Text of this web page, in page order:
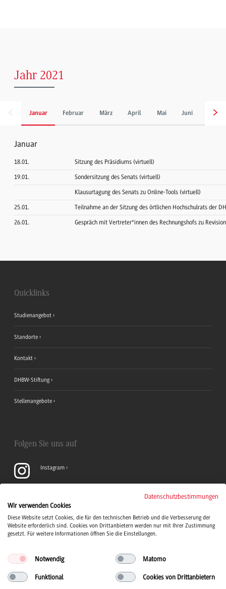
Jahr 2021
Januar Februar März April Mai Juni Juli
Januar
18.01. Sitzung des Präsidiums (virtuell)
19.01. Sondersitzung des Senats (virtuell)
Klausurtagung des Senats zu Online-Tools (virtuell)
25.01. Teilnahme an der Sitzung des örtlichen Hochschulrats der
26.01. Gespräch mit Vertreter*innen des Rechnungshofs zu
Quicklinks
Studienangebot
Standorte
Kontakt
DHBW-Stiftung
Stellenangebote
Folgen Sie uns auf
Instagram
LinkedIn
Datenschutzbestimmungen
Wir verwenden Cookies
Diese Website setzt Cookies, die für den technischen Betrieb und die Verbesserung der
Website erforderlich sind. Cookies von Drittanbietern werden nur mit Ihrer Zustimmung
gesetzt. Für weitere Informationen öffnen Sie die Einstellungen.
Notwendig Matomo
Funktional Cookies von Drittanbietern